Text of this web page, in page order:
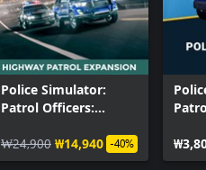
Police Simulator:
Patrol Officers:
Expansion
₩24,900 ₩14,940 -40%
DLC